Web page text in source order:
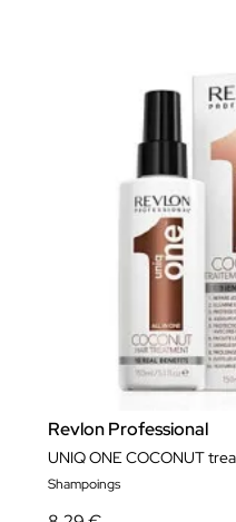
Revlon Professional
UNIQ ONE COCONUT
Shampoings